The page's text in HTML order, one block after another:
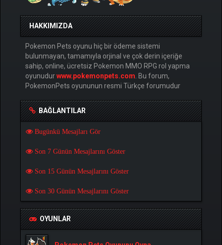
HAKKIMIZDA
Pokemon Pets oyunu hiç bir ödeme sistemi
bulunmayan, tamamıyla orjinal ve çok derin içeriğe
sahip, online, ücretsiz Pokemon MMO RPG rol yapma
oyunudurwww.pokemonpets.com . Bu forum,
PokemonPets oyununun resmi Türkçe forumudur
BAĞLANTILAR
Bugünkü Mesajları Gör
Son 7 Günün Mesajlarını Göster
Son 15 Günün Mesajlarını Göster
Son 30 Günün Mesajlarını Göster
OYUNLAR